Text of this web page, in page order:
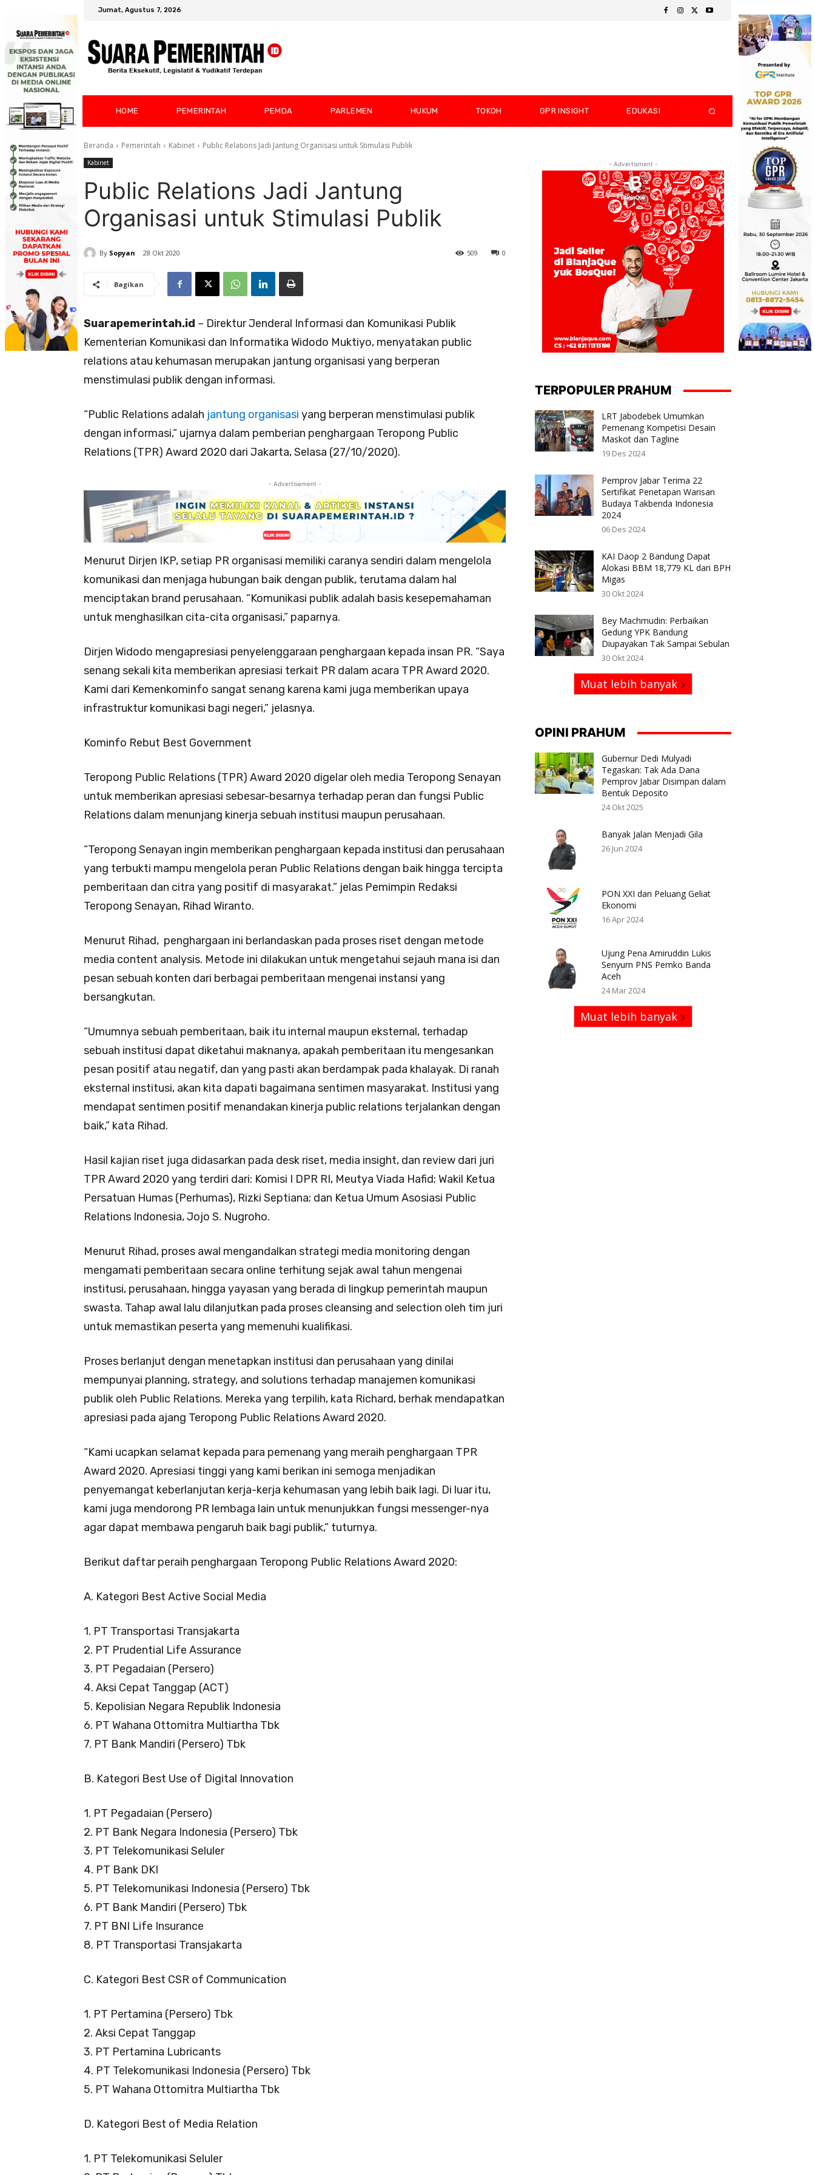
Jumat, Agustus 7, 2026
HOME PEMERINTAH PEMDA PARLEMEN HUKUM TOKOH GPR INSIGHT EDUKASI
Beranda Pemerintah Kabinet Public Relations Jadi Jantung Organisasi untuk Stimulasi Publik
Kabinet
Public Relations Jadi Jantung
Organisasi untuk Stimulasi Publik
By Sopyan 28 Okt 2020 0
509
Bagikan
Suarapemerintah.id – Direktur Jenderal Informasi dan Komunikasi Publik
Kementerian Komunikasi dan Informatika Widodo Muktiyo, menyatakan public
relations atau kehumasan merupakan jantung organisasi yang berperan
menstimulasi publik dengan informasi.
“Public Relations adalah jantung organisasi yang berperan menstimulasi publik
dengan informasi,” ujarnya dalam pemberian penghargaan Teropong Public
Relations (TPR) Award 2020 dari Jakarta, Selasa (27/10/2020).
- Advertisement -
Menurut Dirjen IKP, setiap PR organisasi memiliki caranya sendiri dalam mengelola
komunikasi dan menjaga hubungan baik dengan publik, terutama dalam hal
menciptakan brand perusahaan. “Komunikasi publik adalah basis kesepemahaman
untuk menghasilkan cita-cita organisasi,” paparnya.
Dirjen Widodo mengapresiasi penyelenggaraan penghargaan kepada insan PR. “Saya
senang sekali kita memberikan apresiasi terkait PR dalam acara TPR Award 2020.
Kami dari Kemenkominfo sangat senang karena kami juga memberikan upaya
infrastruktur komunikasi bagi negeri,” jelasnya.
Kominfo Rebut Best Government
Teropong Public Relations (TPR) Award 2020 digelar oleh media Teropong Senayan
untuk memberikan apresiasi sebesar-besarnya terhadap peran dan fungsi Public
Relations dalam menunjang kinerja sebuah institusi maupun perusahaan.
“Teropong Senayan ingin memberikan penghargaan kepada institusi dan perusahaan
yang terbukti mampu mengelola peran Public Relations dengan baik hingga tercipta
pemberitaan dan citra yang positif di masyarakat.” jelas Pemimpin Redaksi
Teropong Senayan, Rihad Wiranto.
Menurut Rihad, penghargaan ini berlandaskan pada proses riset dengan metode
media content analysis. Metode ini dilakukan untuk mengetahui sejauh mana isi dan
pesan sebuah konten dari berbagai pemberitaan mengenai instansi yang
bersangkutan.
“Umumnya sebuah pemberitaan, baik itu internal maupun eksternal, terhadap
sebuah institusi dapat diketahui maknanya, apakah pemberitaan itu mengesankan
pesan positif atau negatif, dan yang pasti akan berdampak pada khalayak. Di ranah
eksternal institusi, akan kita dapati bagaimana sentimen masyarakat. Institusi yang
mendapat sentimen positif menandakan kinerja public relations terjalankan dengan
baik,” kata Rihad.
Hasil kajian riset juga didasarkan pada desk riset, media insight, dan review dari juri
TPR Award 2020 yang terdiri dari: Komisi I DPR RI, Meutya Viada Hafid; Wakil Ketua
Persatuan Humas (Perhumas), Rizki Septiana; dan Ketua Umum Asosiasi Public
Relations Indonesia, Jojo S. Nugroho.
Menurut Rihad, proses awal mengandalkan strategi media monitoring dengan
mengamati pemberitaan secara online terhitung sejak awal tahun mengenai
institusi, perusahaan, hingga yayasan yang berada di lingkup pemerintah maupun
swasta. Tahap awal lalu dilanjutkan pada proses cleansing and selection oleh tim juri
untuk memastikan peserta yang memenuhi kualifikasi.
Proses berlanjut dengan menetapkan institusi dan perusahaan yang dinilai
mempunyai planning, strategy, and solutions terhadap manajemen komunikasi
publik oleh Public Relations. Mereka yang terpilih, kata Richard, berhak mendapatkan
apresiasi pada ajang Teropong Public Relations Award 2020.
“Kami ucapkan selamat kepada para pemenang yang meraih penghargaan TPR
Award 2020. Apresiasi tinggi yang kami berikan ini semoga menjadikan
penyemangat keberlanjutan kerja-kerja kehumasan yang lebih baik lagi. Di luar itu,
kami juga mendorong PR lembaga lain untuk menunjukkan fungsi messenger-nya
agar dapat membawa pengaruh baik bagi publik,” tuturnya.
Berikut daftar peraih penghargaan Teropong Public Relations Award 2020:
A. Kategori Best Active Social Media
1. PT Transportasi Transjakarta
2. PT Prudential Life Assurance
3. PT Pegadaian (Persero)
4. Aksi Cepat Tanggap (ACT)
5. Kepolisian Negara Republik Indonesia
6. PT Wahana Ottomitra Multiartha Tbk
7. PT Bank Mandiri (Persero) Tbk
B. Kategori Best Use of Digital Innovation
1. PT Pegadaian (Persero)
2. PT Bank Negara Indonesia (Persero) Tbk
3. PT Telekomunikasi Seluler
4. PT Bank DKI
5. PT Telekomunikasi Indonesia (Persero) Tbk
6. PT Bank Mandiri (Persero) Tbk
7. PT BNI Life Insurance
8. PT Transportasi Transjakarta
C. Kategori Best CSR of Communication
1. PT Pertamina (Persero) Tbk
2. Aksi Cepat Tanggap
3. PT Pertamina Lubricants
4. PT Telekomunikasi Indonesia (Persero) Tbk
5. PT Wahana Ottomitra Multiartha Tbk
D. Kategori Best of Media Relation
1. PT Telekomunikasi Seluler
- Advertisment -
TERPOPULER PRAHUM
LRT Jabodebek Umumkan
Pemenang Kompetisi Desain
Maskot dan Tagline
19 Des 2024
Pemprov Jabar Terima 22
Sertifikat Penetapan Warisan
Budaya Takbenda Indonesia
2024
06 Des 2024
KAI Daop 2 Bandung Dapat
Alokasi BBM 18,779 KL dari BPH
Migas
30 Okt 2024
Bey Machmudin: Perbaikan
Gedung YPK Bandung
Diupayakan Tak Sampai Sebulan
30 Okt 2024
Muat lebih banyak
OPINI PRAHUM
Gubernur Dedi Mulyadi
Tegaskan: Tak Ada Dana
Pemprov Jabar Disimpan dalam
Bentuk Deposito
24 Okt 2025
Banyak Jalan Menjadi Gila
26 Jun 2024
PON XXI dan Peluang Geliat
Ekonomi
16 Apr 2024
Ujung Pena Amiruddin Lukis
Senyum PNS Pemko Banda
Aceh
24 Mar 2024
Muat lebih banyak